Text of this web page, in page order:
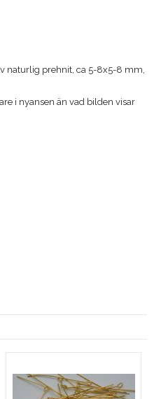
naturlig prehnit, ca 5-8x5-8 mm,
i nyansen än vad bilden visar